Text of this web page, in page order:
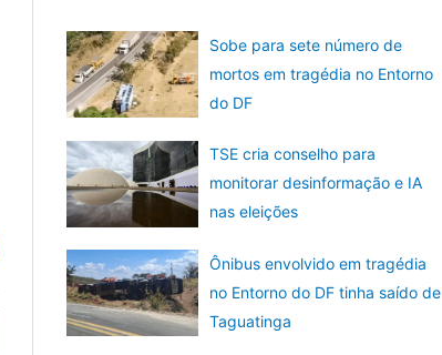
Sobe para sete número de
mortos em tragédia no Entorno
do DF
TSE cria conselho para
monitorar desinformação e IA
nas eleições
Ônibus envolvido em tragédia
no Entorno do DF tinha saído de
Taguatinga